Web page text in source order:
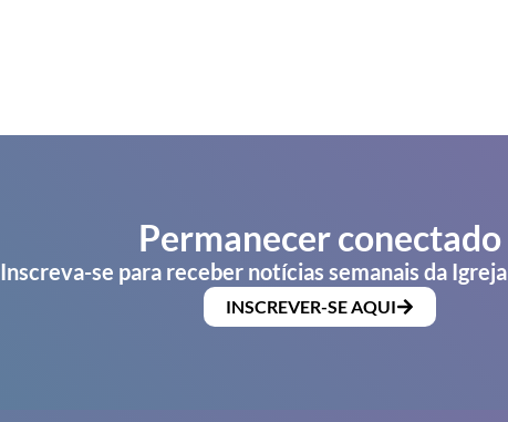
Permanecer conectado
Inscreva-se para receber notícias semanais da
INSCREVER-SE AQUI